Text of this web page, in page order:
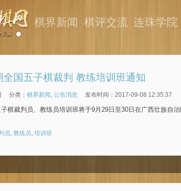
棋界新闻 棋评交流 连珠学院
全国五子棋裁判 教练培训班通知
分类： 棋界新闻 , 公告消息 发布时间：2017-09-08 12:35:37
棋裁判员、教练员培训班将于9月29日至30日在广西壮族自治
员, 教练员, 培训班